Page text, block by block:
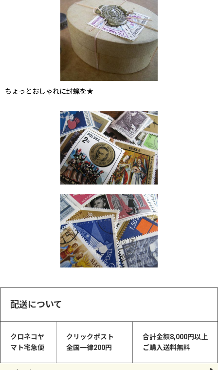
ちょっとおしゃれに封蝋を★
配送について
クロネコヤ
マト宅急便
クリックポスト
全国一律200円
合計金額8,000円以上
ご購入送料無料